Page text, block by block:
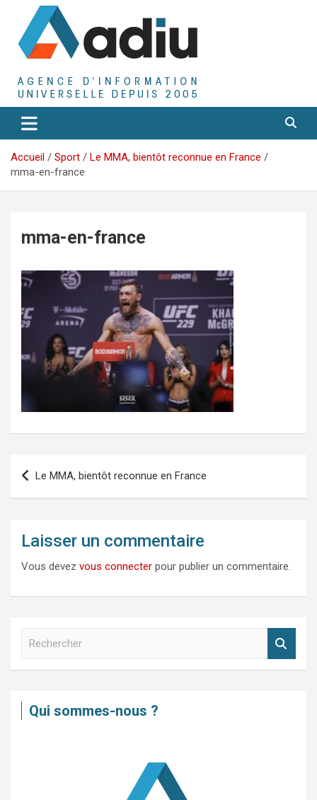
contenu
Adiu
Agence D'Informations Universelle
Accueil Sport
Le MMA, bientôt reconnue en France
mma-en-france
mma-en-france
Navigation
de
Le MMA, bientôt reconnue en France
Laisser un commentaire
Vous devez vous connecter pour publier un commentaire.
c
Qui sommes-nous ?